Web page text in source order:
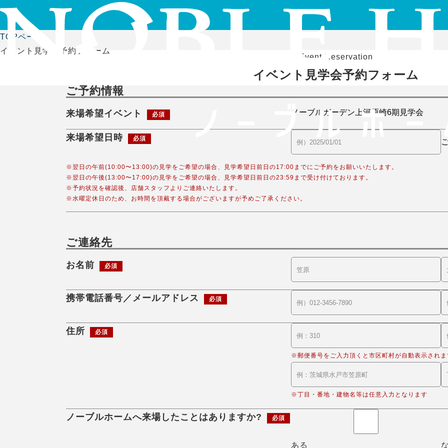
TOPページ
イベント見学会予約フォーム
Event Reservation
イベント見学会予約フォーム
ご予約情報
来場希望イベント 必須
来場希望日時 必須
※翌日の午前(10:00〜13:00)の見学をご希望の場合、見学希望日前日の17:00までにご予約をお願いいたします。
※翌日の午後(13:00〜17:00)の見学をご希望の場合、見学希望日前日の23:59まで受け付けております。
※予約状況を確認後、店舗スタッフよりご連絡いたします。
※水曜定休日のため、お時間を頂戴する場合がございますが予めご了承ください。
ご連絡先
お名前 必須
携帯電話番号／メールアドレス 必須
住所 必須
※郵便番号をご入力頂くと市区町村が自動表示されま
※丁目・番地・建物名等は任意入力となります
ノーブルホームへ来場したことはありますか? 必須
ある